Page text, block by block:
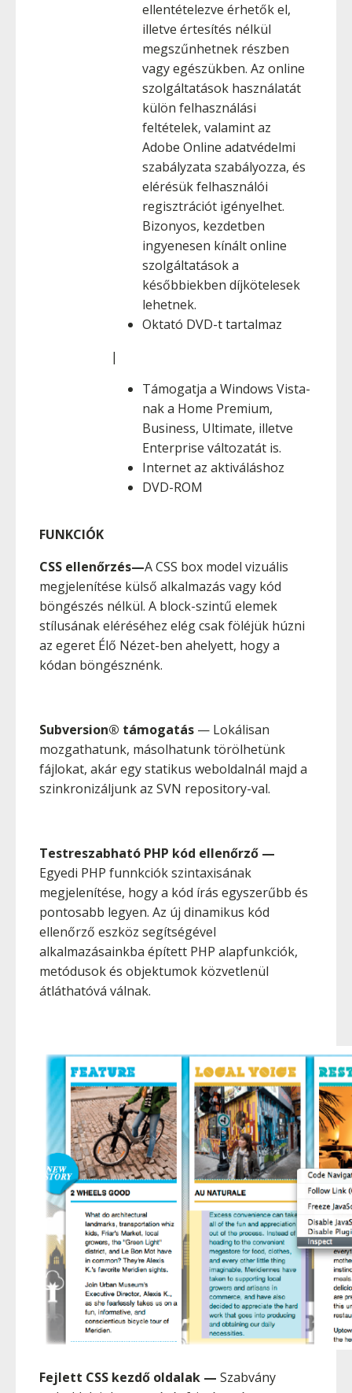
ellentételezve érhetők el,
illetve értesítés nélkül
megszűnhetnek részben
vagy egészükben. Az online
szolgáltatások használatát
külön felhasználási
feltételek, valamint az
Adobe Online adatvédelmi
szabályzata szabályozza, és
elérésük felhasználói
regisztrációt igényelhet.
Bizonyos, kezdetben
ingyenesen kínált online
szolgáltatások a
későbbiekben díjkötelesek
lehetnek.
Oktató DVD-t tartalmaz
|
Támogatja a Windows Vista-
nak a Home Premium,
Business, Ultimate, illetve
Enterprise változatát is.
Internet az aktiváláshoz
DVD-ROM
FUNKCIÓK
CSS ellenőrzés—A CSS box model vizuális
megjelenítése külső alkalmazás vagy kód
böngészés nélkül. A block-szintű elemek
stílusának eléréséhez elég csak föléjük húzni
az egeret Élő Nézet-ben ahelyett, hogy a
kódan böngésznénk.
Subversion® támogatás — Lokálisan
mozgathatunk, másolhatunk törölhetünk
fájlokat, akár egy statikus weboldalnál majd a
szinkronizáljunk az SVN repository-val.
Testreszabható PHP kód ellenőrző —
Egyedi PHP funnkciók szintaxisának
megjelenítése, hogy a kód írás egyszerűbb és
pontosabb legyen. Az új dinamikus kód
ellenőrző eszköz segítségével
alkalmazásainkba épített PHP alapfunkciók,
metódusok és objektumok közvetlenül
átláthatóvá válnak.
Fejlett CSS kezdő oldalak — Szabvány